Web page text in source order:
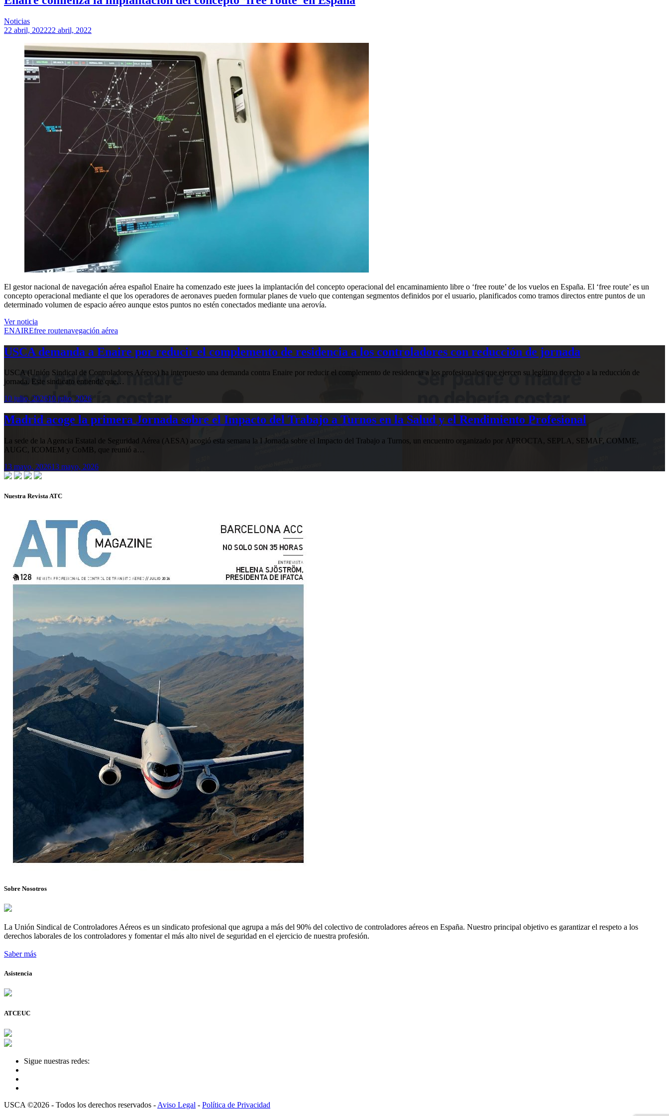
Noticias
22 abril, 202222 abril, 2022
El gestor nacional de navegación aérea español Enaire ha comenzado este juees la implantación del concepto operacional del encaminamiento libre o ‘free route’ de los vuelos en España. El ‘free route’ es un
concepto operacional mediante el que los operadores de aeronaves pueden formular planes de vuelo que contengan segmentos definidos por el usuario, planificados como tramos directos entre puntos de un
determinado volumen de espacio aéreo aunque estos puntos no estén conectados mediante una aerovía.
Ver noticia
ENAIREfree routenavegación aérea
USCA demanda a Enaire por reducir el complemento de residencia a los controladores con reducción de jornada
USCA (Unión Sindical de Controladores Aéreos) ha interpuesto una demanda contra Enaire por reducir el complemento de residencia a los profesionales que ejercen su legítimo derecho a la reducción de
jornada. Este sindicato entiende que…
10 julio, 202610 julio, 2026
Madrid acoge la primera Jornada sobre el Impacto del Trabajo a Turnos en la Salud y el Rendimiento Profesional
La sede de la Agencia Estatal de Seguridad Aérea (AESA) acogió esta semana la I Jornada sobre el Impacto del Trabajo a Turnos, un encuentro organizado por APROCTA, SEPLA, SEMAF, COMME,
AUGC, ICOMEM y CoMB, que reunió a…
13 mayo, 202613 mayo, 2026
Nuestra Revista ATC
Sobre Nosotros
La Unión Sindical de Controladores Aéreos es un sindicato profesional que agrupa a más del 90% del colectivo de controladores aéreos en España. Nuestro principal objetivo es garantizar el respeto a los
derechos laborales de los controladores y fomentar el más alto nivel de seguridad en el ejercicio de nuestra profesión.
Saber más
Asistencia
ATCEUC
Sigue nuestras redes:
USCA ©2026 - Todos los derechos reservados - Aviso Legal - Política de Privacidad